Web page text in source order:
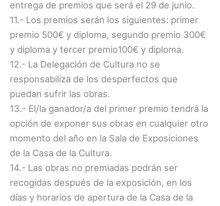
entrega de premios que será el 29 de junio.
11.- Los premios serán los siguientes: primer
premio 500€ y diploma, segundo premio 300€
y diploma y tercer premio100€ y diploma.
12.- La Delegación de Cultura no se
responsabiliza de los desperfectos que
puedan sufrir las obras.
13.- El/la ganador/a del primer premio tendrá la
opción de exponer sus obras en cualquier otro
momento del año en la Sala de Exposiciones
de la Casa de la Cultura.
14.- Las obras no premiadas podrán ser
recogidas después de la exposición, en los
días y horarios de apertura de la Casa de la